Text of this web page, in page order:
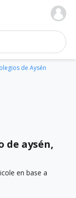
colegios
de Aysén
de aysén,
en base a